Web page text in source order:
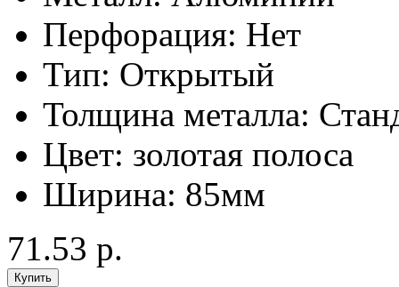
Перфорация: Нет
Тип: Открытый
Толщина металла:
Цвет: золотая полоса
Ширина: 85мм
71.53 р.